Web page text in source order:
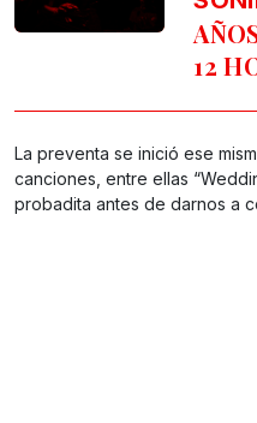
12
La preventa se inició ese
canciones, entre ellas
probadita antes de darnos a